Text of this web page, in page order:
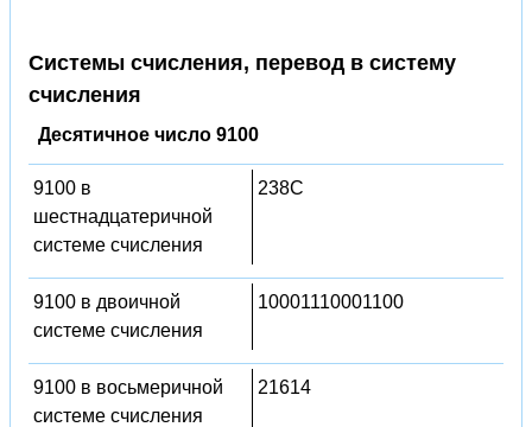
Системы счисления, перевод в систему
счисления
Десятичное число 9100
9100 в
шестнадцатеричной
системе счисления
238C
9100 в двоичной
системе счисления
10001110001100
9100 в восьмеричной
системе счисления
21614